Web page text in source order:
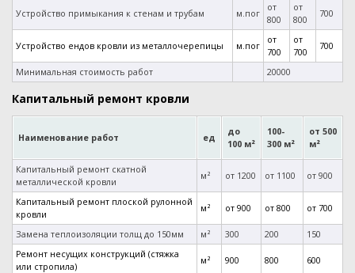
Устройство примыкания к стенам и трубам м.пог
от
800
от
800
700
Устройство ендов кровли из металлочерепицы м.пог
от
700
от
700
700
Минимальная стоимость работ 20000
Капитальный ремонт кровли
Наименование работ ед
до
100 м²
100-
300 м²
от 500
м²
Капитальный ремонт скатной
металлической кровли
м² от 1200 от 1100 от 900
Капитальный ремонт плоской рулонной
кровли
м² от 900 от 800 от 700
Замена теплоизоляции толщ до 150мм м² 300 200
150
Ремонт несущих конструкций (стяжка
или стропила)
м² 900 800 600